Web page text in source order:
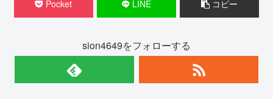
Pocket LINE コピー
sion4649をフォローする